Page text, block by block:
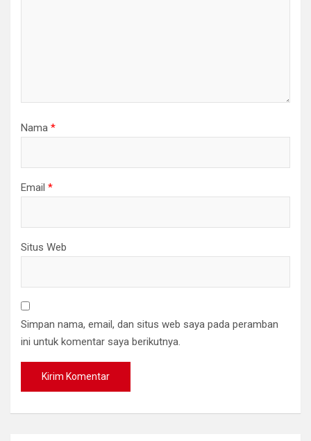
Nama *
Email *
Situs Web
Simpan nama, email, dan situs web saya pada peramban
ini untuk komentar saya berikutnya.